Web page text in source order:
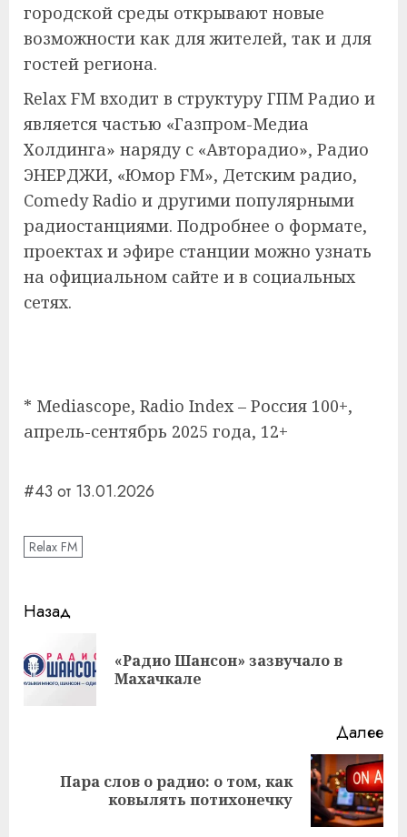
городской среды открывают новые
возможности как для жителей, так и для
гостей региона.
Relax FM входит в структуру ГПМ Радио и
является частью «Газпром-Медиа
Холдинга» наряду с «Авторадио», Радио
ЭНЕРДЖИ, «Юмор FM», Детским радио,
Comedy Radio и другими популярными
радиостанциями. Подробнее о формате,
проектах и эфире станции можно узнать
на официальном сайте и в социальных
сетях.
* Mediascope, Radio Index – Россия 100+,
апрель-сентябрь 2025 года, 12+
#43 от 13.01.2026
Relax FM
Навигация
записи
Назад
«Радио Шансон» зазвучало в
Махачкале
Далее
Следующая
Пара слов о радио: о том, как
ковылять потихонечку